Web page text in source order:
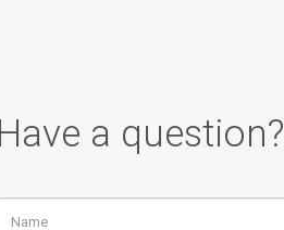
Have a question?